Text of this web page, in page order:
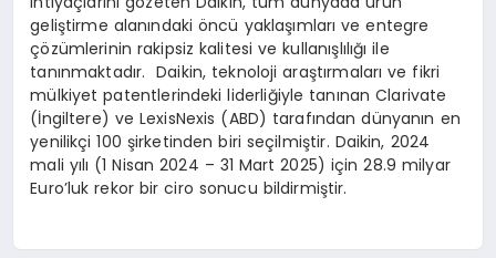
geliştirme alanındaki öncü yaklaşımları ve entegre
çözümlerinin rakipsiz kalitesi ve kullanışlılığı ile
tanınmaktadır. Daikin, teknoloji araştırmaları ve fikri
mülkiyet patentlerindeki liderliğiyle tanınan Clarivate
(İngiltere) ve LexisNexis (ABD) tarafından dünyanın en
yenilikçi 100 şirketinden biri seçilmiştir. Daikin, 2024
mali yılı (1 Nisan 2024 – 31 Mart 2025) için 28.9 milyar
Euro’luk rekor bir ciro sonucu bildirmiştir.